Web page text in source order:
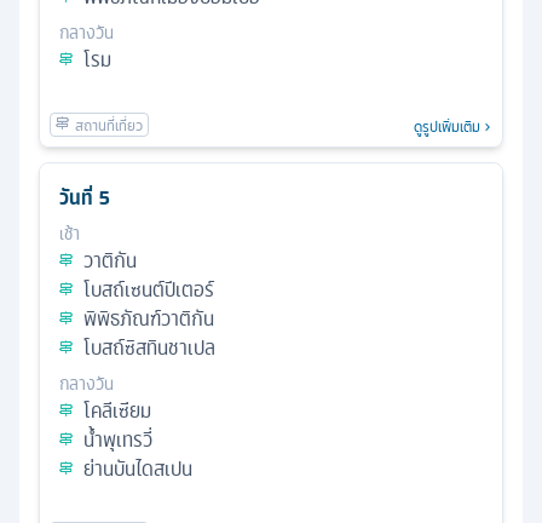
กลางวัน
โรม
ดูรูปเพิ่มเติม
วันที่ 5
เช้า
วาติกัน
โบสถ์เซนต์ปีเตอร์
พิพิธภัณฑ์วาติกัน
โบสถ์ซิสทินชาเปล
กลางวัน
โคลีเซียม
น้ำพุเทรวี่
ย่านบันไดสเปน